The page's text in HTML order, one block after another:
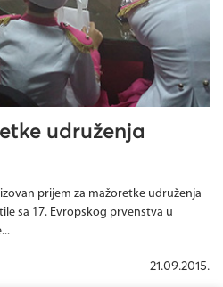
udruženja
prijem za mažoretke udruženja
sa 17. Evropskog prvenstva u
21.09.2015.